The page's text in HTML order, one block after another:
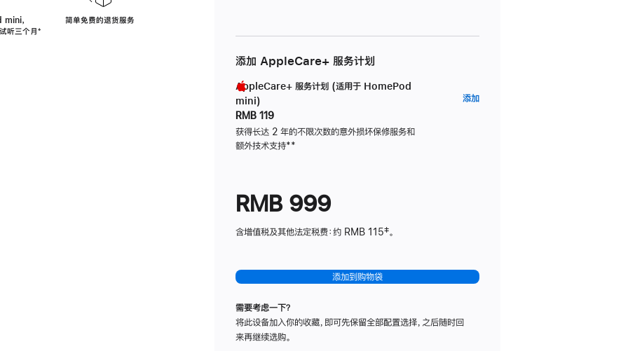
，
听三个月脚
⁺
简单免费的退货服务
添加 AppleCare+ 服务计划
AppleCare+ 服务计划 (适用于 HomePod
mini)
RMB 119
获得长达 2 年的不限次数的意外损坏保修服务和
额外技术支持脚
**
添加AppleCare+
RMB 999
含增值税及其他法定税费：约 RMB 115‡。
添加到购物袋
需要考虑一下？
将此设备加入你的收藏，即可先保留全部配置选择，之后随时回
来再继续选购。